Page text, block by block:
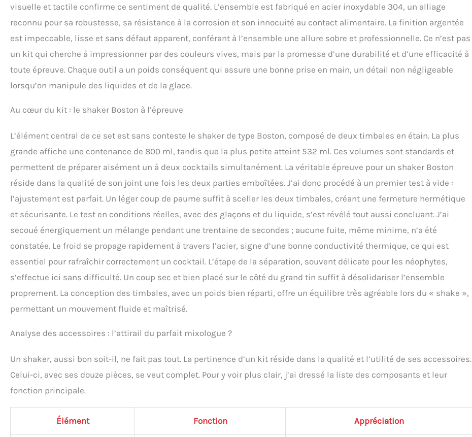
et servir des boissons dans votre propre espace de divertissement. Idéal pour les bars,
les fêtes, les bars à domicile, les moments de détente Cadeau parfait : notre ensemble
professionnels, car tous les outils essentiels sont inclus. Cet ensemble de shaker à
cocktail est un cadeau parfait pour la fête des pères, la Saint-Valentin, Noël, un
anniversaire, un mariage, un départ à la retraite, une fête à la maison ou toute autre
occasion. Un cadeau de barman attentionné pour les amis, la famille, les collègues, les
clients et les partenaires commerciaux qui prouve votre bon goût
visuelle et tactile confirme ce sentiment de qualité. L’ensemble est fabriqué en acier inoxydable 304, un alliage
reconnu pour sa robustesse, sa résistance à la corrosion et son innocuité au contact alimentaire. La finition argentée
est impeccable, lisse et sans défaut apparent, conférant à l’ensemble une allure sobre et professionnelle. Ce n’est pas
un kit qui cherche à impressionner par des couleurs vives, mais par la promesse d’une durabilité et d’une efficacité à
toute épreuve. Chaque outil a un poids conséquent qui assure une bonne prise en main, un détail non négligeable
lorsqu’on manipule des liquides et de la glace.
Au cœur du kit : le shaker Boston à l’épreuve
L’élément central de ce set est sans conteste le shaker de type Boston, composé de deux timbales en étain. La plus
grande affiche une contenance de 800 ml, tandis que la plus petite atteint 532 ml. Ces volumes sont standards et
permettent de préparer aisément un à deux cocktails simultanément. La véritable épreuve pour un shaker Boston
réside dans la qualité de son joint une fois les deux parties emboîtées. J’ai donc procédé à un premier test à vide :
l’ajustement est parfait. Un léger coup de paume suffit à sceller les deux timbales, créant une fermeture hermétique
et sécurisante. Le test en conditions réelles, avec des glaçons et du liquide, s’est révélé tout aussi concluant. J’ai
secoué énergiquement un mélange pendant une trentaine de secondes ; aucune fuite, même minime, n’a été
constatée. Le froid se propage rapidement à travers l’acier, signe d’une bonne conductivité thermique, ce qui est
essentiel pour rafraîchir correctement un cocktail. L’étape de la séparation, souvent délicate pour les néophytes,
s’effectue ici sans difficulté. Un coup sec et bien placé sur le côté du grand tin suffit à désolidariser l’ensemble
proprement. La conception des timbales, avec un poids bien réparti, offre un équilibre très agréable lors du « shake »,
permettant un mouvement fluide et maîtrisé.
Analyse des accessoires : l’attirail du parfait mixologue ?
Un shaker, aussi bon soit-il, ne fait pas tout. La pertinence d’un kit réside dans la qualité et l’utilité de ses accessoires.
Celui-ci, avec ses douze pièces, se veut complet. Pour y voir plus clair, j’ai dressé la liste des composants et leur
fonction principale.
Élément Fonction Appréciation